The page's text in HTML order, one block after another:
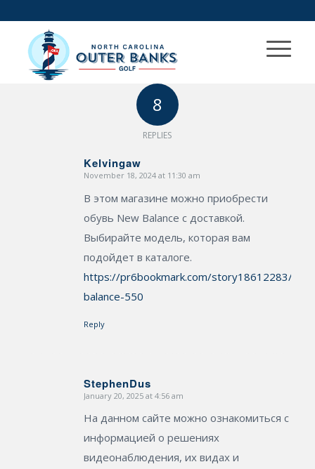
8
REPLIES
Kelvingaw
says:
November 18, 2024 at 11:30 am
В этом магазине можно приобрести
обувь New Balance с доставкой.
Выбирайте модель, которая вам
подойдет в каталоге.
https://pr6bookmark.com/story18612283/
balance-550
Reply
StephenDus
says:
January 20, 2025 at 4:56 am
На данном сайте можно ознакомиться с
информацией о решениях
видеонаблюдения, их видах и